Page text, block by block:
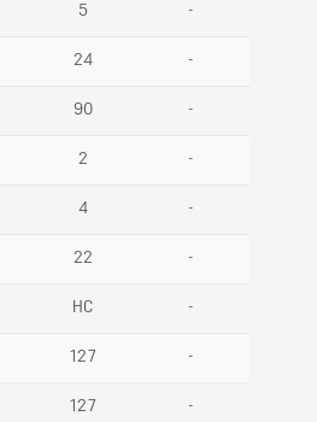
5 -
24 -
90 -
2 -
4 -
22 -
НС -
127 -
127 -